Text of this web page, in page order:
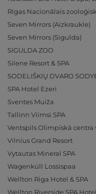
Rīgas Nacionālais
Seven Mirrors (Aizkraukle)
Seven Mirrors (Sigulda)
SIGULDA ZOO
Silene Resort & SPA
SODELIŠKIŲ DVARO
SPA Hotel Ezeri
Sventes Muiža
Tallinn Viimsi SPA
Ventspils Olimpiskā centra
Vilnius Grand Resort
Vytautas Mineral SPA
Wagenküll Lossispaa
Wellton Riga Hotel & SPA
Wellton Riverside SPA Hotel